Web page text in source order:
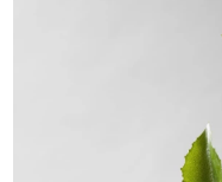
patarimais kaip įsirengti